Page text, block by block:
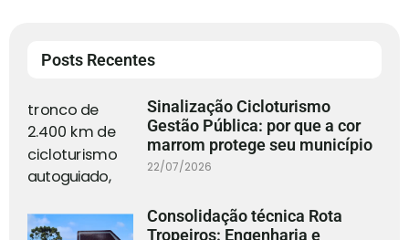
Posts Recentes
Sinalização Cicloturismo
Gestão Pública: por que a cor
marrom protege seu município
22/07/2026
Consolidação técnica Rota
Tropeiros: Engenharia e